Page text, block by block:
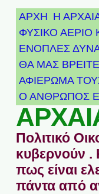
ΑΡΧΗ Η
ΦΥΣΙΚΟ ΑΕΡΙΟ
ΕΝΟΠΛΕΣ
ΘΑ ΜΑΣ
ΑΦΙΈΡΩΜΑ
Ο ΑΝΘΡΩΠΟΣ
Πολιτικό
κυβερνούν .
πως είναι
πάντα από